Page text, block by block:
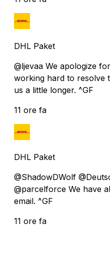
DHL Paket
@ljevaa We apologize
working hard to resolve
us a little longer. ^GF
11 ore fa
DHL Paket
@ShadowDWolf
@parcelforce We have
email. ^GF
11 ore fa